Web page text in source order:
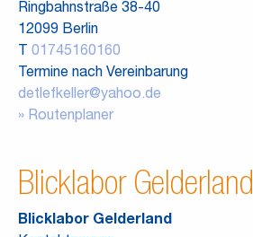
Ringbahnstraße 38-40
12099 Berlin
T 01745160160
Termine nach Vereinbarung
detlefkeller@yahoo.de
Routenplaner
Blicklabor Gelderland
Blicklabor Gelderland